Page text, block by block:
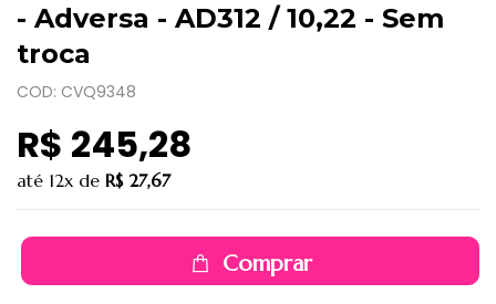
- Adversa - AD312 / 10,22 - Sem
troca
COD: CVQ9348
R$ 245,28
até 12x de R$ 27,67
Comprar